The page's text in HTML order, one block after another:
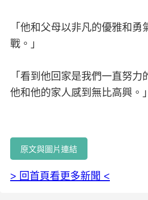
「他和父母以非凡的優雅和勇
戰。」
「看到他回家是我們一直努力
他和他的家人感到無比高興。」
原文與圖片連結
> 回首頁看更多新聞 <